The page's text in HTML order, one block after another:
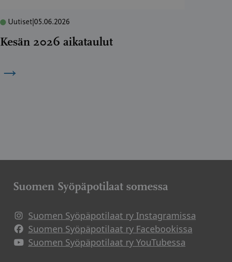
Uutiset| 05.06.2026
Kesän 2026 aikataulut
→
Suomen Syöpäpotilaat somessa
Suomen Syöpäpotilaat ry Instagramissa
Suomen Syöpäpotilaat ry Facebookissa
Suomen Syöpäpotilaat ry YouTubessa